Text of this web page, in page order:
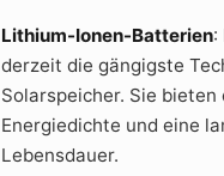
Lithium-Ionen-Batterien:
derzeit die gängigste
⁤Solarspeicher. ⁣Sie bieten
Energiedichte und eine
‌Lebensdauer.